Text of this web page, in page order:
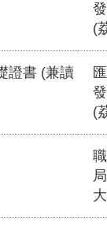
(
證書 (兼讀
(